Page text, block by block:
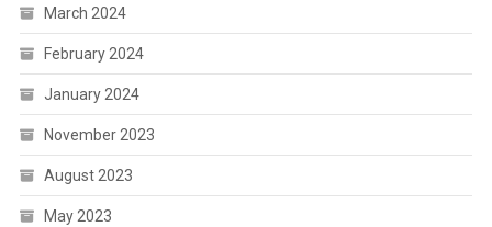
March 2024
February 2024
January 2024
November 2023
August 2023
May 2023